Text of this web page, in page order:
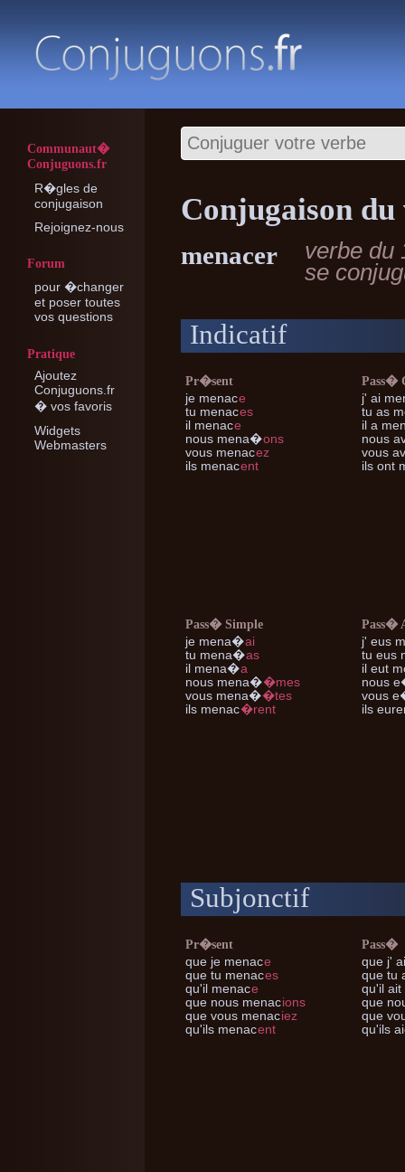
Communaut�
Conjuguons.fr
R�gles de
conjugaison
Rejoignez-nous
Forum
pour �changer
et poser toutes
vos questions
Pratique
Ajoutez
Conjuguons.fr
� vos favoris
Widgets
Webmasters
Conjugaison
menacer
verbe du
se
Indicatif
Pr�sent
je menace
tu menaces
il menace
nous mena�ons
vous menacez
ils menacent
Pass�
j' ai
tu as
il a
nous
vous
ils ont
Pass� Simple
je mena�ai
tu mena�as
il mena�a
nous mena��mes
vous mena��tes
ils menac�rent
Pass�
j' eus
tu eus
il eut
nous
vous
ils
Subjonctif
Pr�sent
que je menace
que tu menaces
qu'il menace
que nous menacions
que vous menaciez
qu'ils menacent
Pass�
que j'
que tu
qu'il ait
que
que
qu'ils